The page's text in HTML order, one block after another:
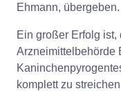
Ehmann, übergeben.
Ein großer Erfolg
Arzneimittelbehörde
komplett zu